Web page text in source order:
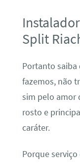
Split
Portanto saiba
fazemos, não
sim pelo amor
rosto e
caráter.
Porque serviço